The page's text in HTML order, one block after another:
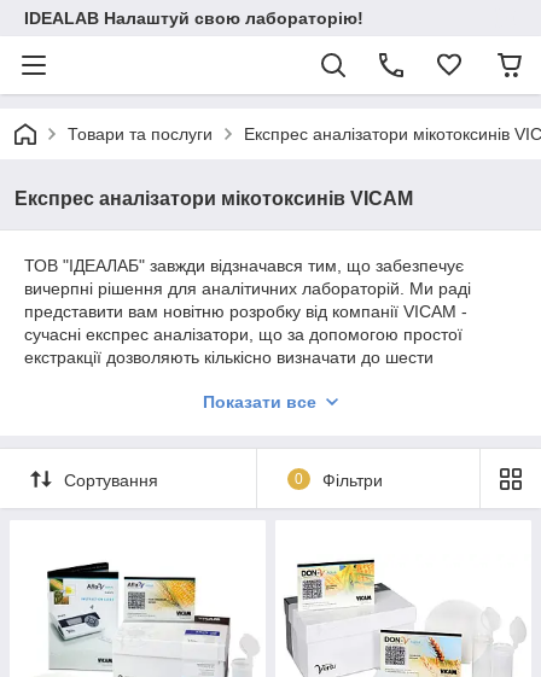
IDEALAB Налаштуй свою лабораторію!
Товари та послуги Експрес аналізатори мікотоксинів
Експрес аналізатори мікотоксинів VICAM
ТОВ "ІДЕАЛАБ" завжди відзначався тим, що забезпечує
вичерпні рішення для аналітичних лабораторій. Ми раді
представити вам новітню розробку від компанії VICAM -
сучасні експрес аналізатори, що за допомогою простої
екстракції дозволяють кількісно визначати до шести
переробникам зерна, оскільки дуже проста у виконанні та
умовах.
Показати все
Сортування 0 Фільтри